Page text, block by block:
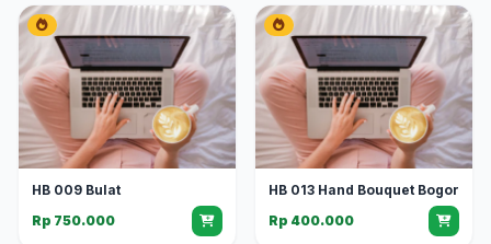
HB 009 Bulat
Rp 750.000
HB 013 Hand Bouquet Bogor
Rp 400.000